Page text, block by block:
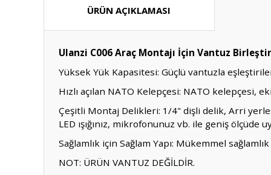
ÜRÜN AÇIKLAMASI
Ulanzi C006 Araç Montajı İçin Vantuz
Yüksek Yük Kapasitesi: Güçlü vantuzla
Hızlı açılan NATO Kelepçesi: NATO kelepçesi,
Çeşitli Montaj Delikleri: 1/4" dişli delik, Arri
LED ışığınız, mikrofonunuz vb. ile geniş ölçüde
Sağlamlık için Sağlam Yapı: Mükemmel
NOT: ÜRÜN VANTUZ DEĞİLDİR.